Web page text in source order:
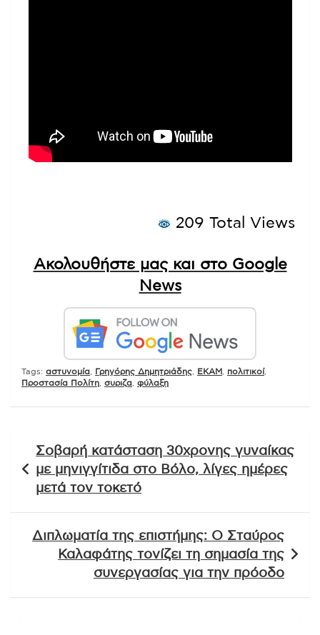
209 Total Views
Ακολουθήστε μας και στο Google
News
Tags: αστυνομία Γρηγόρης Δημητριάδης ΕΚΑΜ πολιτικοί,
Προστασία Πολίτη συριζα φύλαξη
άρθρων
Σοβαρή κατάσταση 30χρονης γυναίκας
με μηνιγγίτιδα στο Βόλο, λίγες ημέρες
μετά τον τοκετό
Διπλωματία της επιστήμης: Ο Σταύρος
Καλαφάτης τονίζει τη σημασία της
συνεργασίας για την πρόοδο